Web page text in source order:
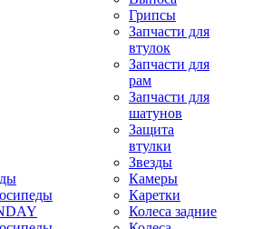
Грипсы
Запчасти для
втулок
Запчасти для
рам
Запчасти для
шатунов
Защита
втулки
Звезды
Камеры
Каретки
Колеса задние